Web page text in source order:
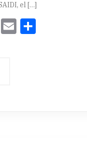
el […]
Twitter
Email